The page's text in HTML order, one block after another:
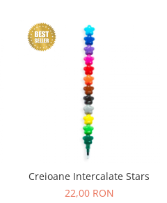
Creioane Intercalate Stars
22,00 RON